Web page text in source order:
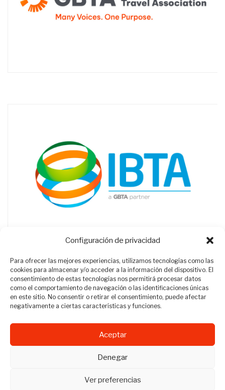
Configuración de privacidad
Para ofrecer las mejores experiencias, utilizamos tecnologías como las
cookies para almacenar y/o acceder a la información del dispositivo. El
consentimiento de estas tecnologías nos permitirá procesar datos
como el comportamiento de navegación o las identificaciones únicas
en este sitio. No consentir o retirar el consentimiento, puede afectar
negativamente a ciertas características y funciones.
Aceptar
Denegar
Ver preferencias
Revista Travel Manager © 2012 - 2026
Todos los derechos reservados.